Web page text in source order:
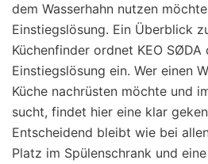
dem Wasserhahn nutzen
Einstiegslösung. Ein Überblick
Küchenfinder ordnet KEO SØDA
Einstiegslösung ein. Wer einen
Küche nachrüsten möchte und
sucht, findet hier eine klar
Entscheidend bleibt wie bei
Platz im Spülenschrank und